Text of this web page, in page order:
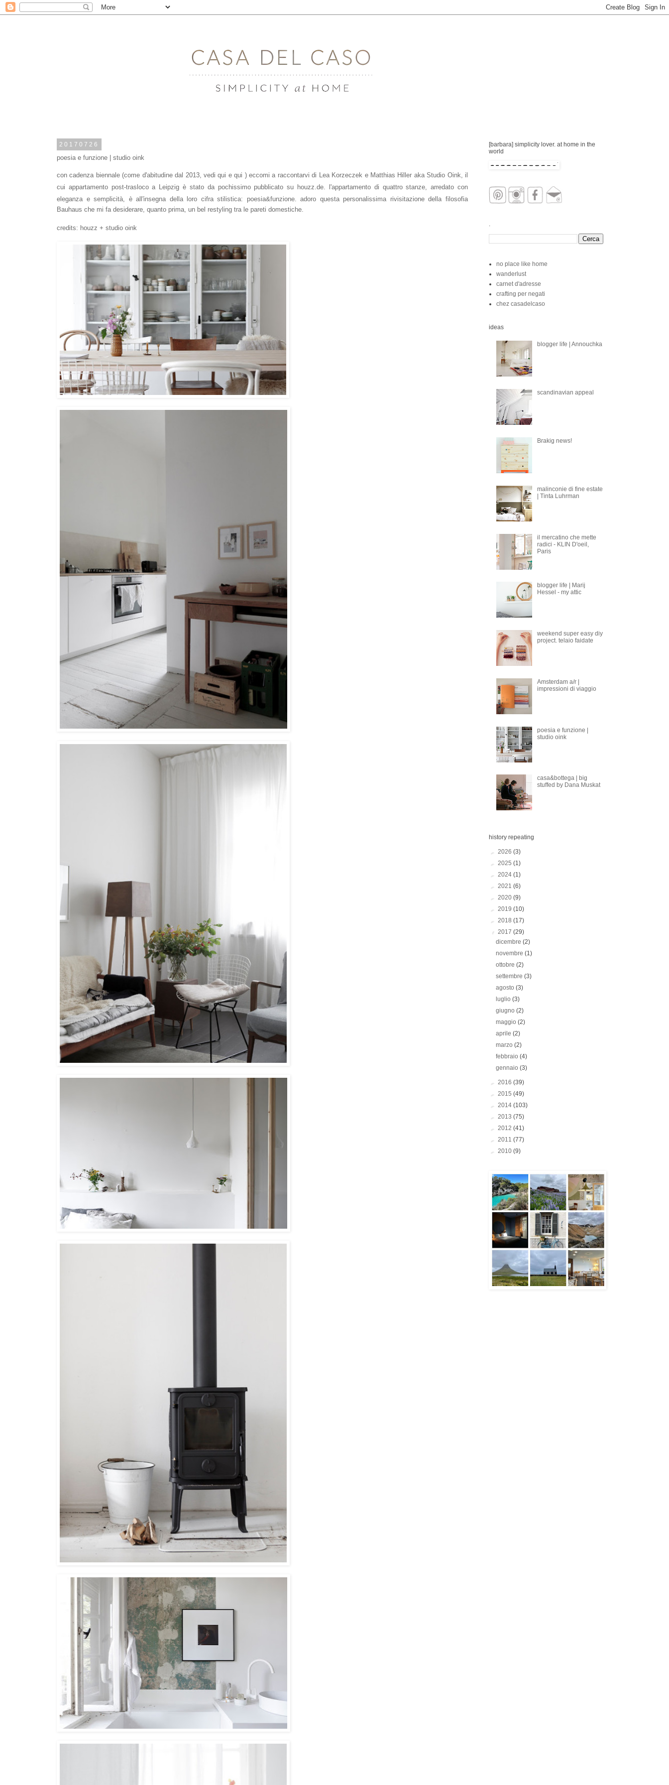
20170726
poesia e funzione | studio oink
con cadenza biennale (come d'abitudine dal 2013, vediqui equi ) eccomi a raccontarvi di Lea Korzeczek e Matthias Hiller aka Studio Oink, il
cui appartamento post-trasloco a Leipzig è stato da pochissimo pubblicato su houzz.de. l'appartamento di quattro stanze, arredato con
eleganza e semplicità, è all'insegna della loro cifra stilistica: poesia&funzione. adoro questa personalissima rivisitazione della filosofia
Bauhaus che mi fa desiderare, quanto prima, un bel restyling tra le pareti domestiche.
credits: houzz + studio oink
[barbara] simplicity lover. at home in the
world
.
no place like home
wanderlust
carnet d'adresse
crafting per negati
chez casadelcaso
ideas
blogger life | Annouchka
scandinavian appeal
Brakig news!
malinconie di fine estate
| Tinta Luhrman
il mercatino che mette
radici - KLIN D'oeil,
Paris
blogger life | Marij
Hessel - my attic
weekend super easy diy
project. telaio faidate
Amsterdam a/r |
impressioni di viaggio
poesia e funzione |
studio oink
casa&bottega | big
stuffed by Dana Muskat
history repeating
► 2026 (3)
► 2025 (1)
► 2024 (1)
► 2021 (6)
► 2020 (9)
► 2019 (10)
► 2018 (17)
▼ 2017 (29)
dicembre(2)
novembre(1)
ottobre(2)
settembre(3)
agosto(3)
luglio(3)
giugno(2)
maggio(2)
aprile(2)
marzo(2)
febbraio(4)
gennaio(3)
► 2016 (39)
► 2015 (49)
► 2014 (103)
► 2013 (75)
► 2012 (41)
► 2011 (77)
► 2010 (9)